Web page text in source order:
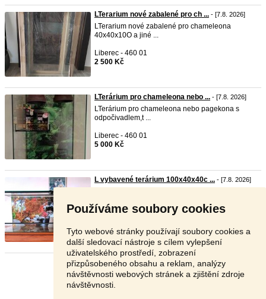
Používáme soubory cookies
Tyto webové stránky používají soubory cookies a
další sledovací nástroje s cílem vylepšení
uživatelského prostředí, zobrazení
přizpůsobeného obsahu a reklam, analýzy
návštěvnosti webových stránek a zjištění zdroje
návštěvnosti.
LTerarium nové zabalené pro ch ... - [7.8. 2026]
LTerarium nové zabalené pro chameleona
40x40x10O a jiné ...
Liberec - 460 01
2 500 Kč
LTerárium pro chameleona nebo ... - [7.8. 2026]
LTerárium pro chameleona nebo pagekona s
odpočivadlem,t ...
Liberec - 460 01
5 000 Kč
L vybavené terárium 100x40x40c ... - [7.8. 2026]
3 800 Kč
Stránka: 1 2 3 Další